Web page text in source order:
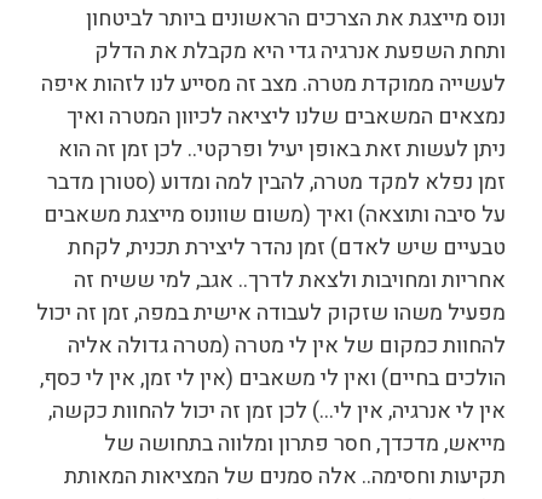
ונוס מייצגת את הצרכים הראשונים ביותר לביטחון
ותחת השפעת אנרגיה גדי היא מקבלת את הדלק
לעשייה ממוקדת מטרה. מצב זה מסייע לנו לזהות איפה
נמצאים המשאבים שלנו ליציאה לכיוון המטרה ואיך
ניתן לעשות זאת באופן יעיל ופרקטי.. לכן זמן זה הוא
זמן נפלא למקד מטרה, להבין למה ומדוע (סטורן מדבר
על סיבה ותוצאה) ואיך (משום שוונוס מייצגת משאבים
טבעיים שיש לאדם) זמן נהדר ליצירת תכנית, לקחת
אחריות ומחויבות ולצאת לדרך.. אגב, למי ששיח זה
מפעיל משהו שזקוק לעבודה אישית במפה, זמן זה יכול
להחוות כמקום של אין לי מטרה (מטרה גדולה אליה
הולכים בחיים) ואין לי משאבים (אין לי זמן, אין לי כסף,
אין לי אנרגיה, אין לי…) לכן זמן זה יכול להחוות כקשה,
מייאש, מדכדך, חסר פתרון ומלווה בתחושה של
תקיעות וחסימה.. אלה סמנים של המציאות המאותת